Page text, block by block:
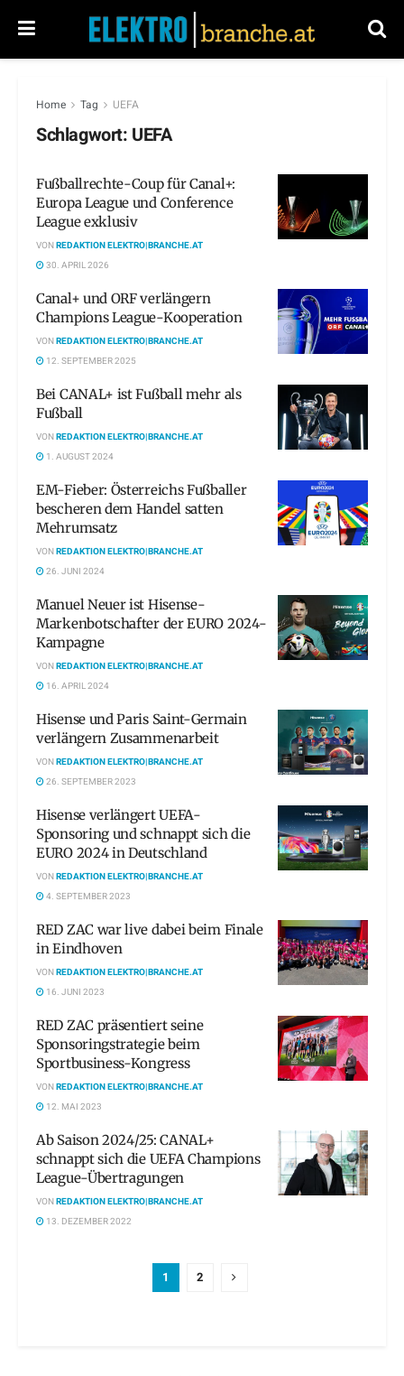
Home Tag UEFA
Schlagwort: UEFA
Fußballrechte-Coup für Canal+:
Europa League und Conference
League exklusiv
VONREDAKTION ELEKTRO|BRANCHE.AT
30. APRIL 2026
Canal+ und ORF verlängern
Champions League-Kooperation
VONREDAKTION ELEKTRO|BRANCHE.AT
12. SEPTEMBER 2025
Bei CANAL+ ist Fußball mehr als
Fußball
VONREDAKTION ELEKTRO|BRANCHE.AT
1. AUGUST 2024
EM-Fieber: Österreichs Fußballer
bescheren dem Handel satten
Mehrumsatz
VONREDAKTION ELEKTRO|BRANCHE.AT
26. JUNI 2024
Manuel Neuer ist Hisense-
Markenbotschafter der EURO 2024-
Kampagne
VONREDAKTION ELEKTRO|BRANCHE.AT
16. APRIL 2024
Hisense und Paris Saint-Germain
verlängern Zusammenarbeit
VONREDAKTION ELEKTRO|BRANCHE.AT
26. SEPTEMBER 2023
Hisense verlängert UEFA-
Sponsoring und schnappt sich die
EURO 2024 in Deutschland
VONREDAKTION ELEKTRO|BRANCHE.AT
4. SEPTEMBER 2023
RED ZAC war live dabei beim Finale
in Eindhoven
VONREDAKTION ELEKTRO|BRANCHE.AT
16. JUNI 2023
RED ZAC präsentiert seine
Sponsoringstrategie beim
Sportbusiness-Kongress
VONREDAKTION ELEKTRO|BRANCHE.AT
12. MAI 2023
Ab Saison 2024/25: CANAL+
schnappt sich die UEFA Champions
League-Übertragungen
VONREDAKTION ELEKTRO|BRANCHE.AT
13. DEZEMBER 2022
1 2